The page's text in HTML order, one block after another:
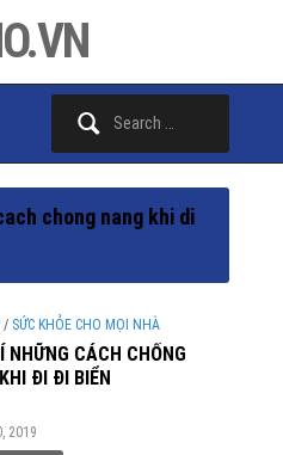
chong nang khi di
/ SỨC KHỎE CHO MỌI NHÀ
NHỮNG CÁCH CHỐNG
ĐI ĐI BIỂN
2019